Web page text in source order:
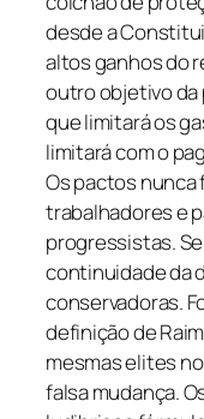
desde a
altos ganhos do
outro objetivo da
que limitará os
limitará com o
Os pactos nunca
trabalhadores e
progressistas.
continuidade da
conservadoras.
definição de
mesmas elites
falsa mudança.